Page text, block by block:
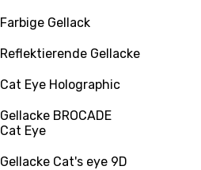
Farbige Gellack
Reflektierende Gellacke
Cat Eye Holographic
Gellacke BROCADE
Cat Eye
Gellacke Cat's eye 9D